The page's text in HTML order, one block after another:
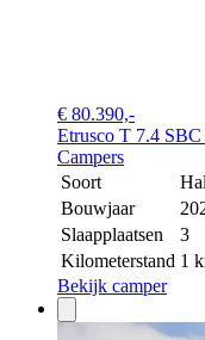
€ 80.390,-
Etrusco T 7.4 SBC
Campers
Soort
Bouwjaar
Slaapplaatsen
3
Kilometerstand 1
Bekijk camper